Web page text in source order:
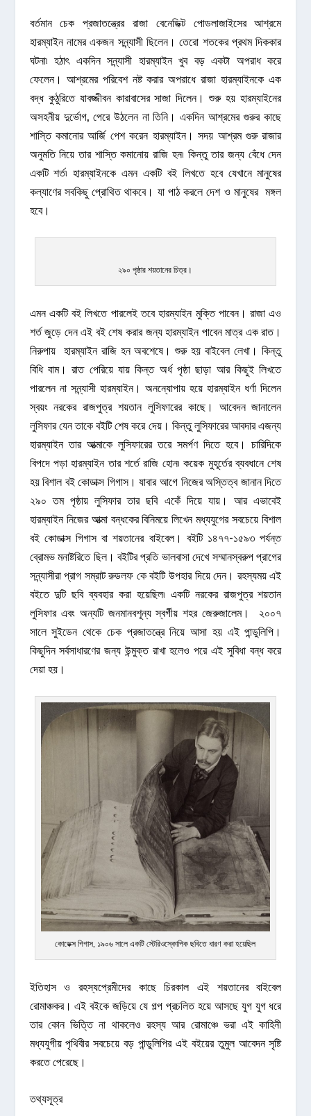
বর্তমান চেক প্রজাতন্ত্রের রাজা বেনেডিক্ট পোডলাজাইসের আশ্রমে
হারম্যাইন নামের একজন সন্ন্যাসী ছিলেন। তেরো শতকের প্রথম দিককার
ঘটনা৷ হঠাৎ একদিন সন্ন্যাসী হারম্যাইন খুব বড় একটা অপরাধ করে
ফেলেন। আশ্রমের পরিবেশ নষ্ট করার অপরাধে রাজা হারম্যাইনকে এক
বদ্ধ কুঠুরিতে যাবজ্জীবন কারাবাসের সাজা দিলেন। শুরু হয় হারম্যাইনের
অসহনীয় দুর্ভোগ, পেরে উঠলেন না তিনি। একদিন আশ্রমের গুরুর কাছে
শাস্তি কমানোর আর্জি পেশ করেন হারম্যাইন। সদয় আশ্রম গুরু রাজার
অনুমতি নিয়ে তার শাস্তি কমানোয় রাজি হন৷ কিন্তু তার জন্য বেঁধে দেন
একটি শর্ত৷ হারম্যাইনকে এমন একটি বই লিখতে হবে যেখানে মানুষের
কল্যাণের সবকিছু প্রোথিত থাকবে। যা পাঠ করলে দেশ ও মানুষের মঙ্গল
হবে।
২৯০ পৃষ্ঠার শয়তানের চিত্র।
এমন একটি বই লিখতে পারলেই তবে হারম্যাইন মুক্তি পাবেন। রাজা এও
শর্ত জুড়ে দেন এই বই শেষ করার জন্য হারম্যাইন পাবেন মাত্র এক রাত।
নিরুপায় হারম্যাইন রাজি হন অবশেষে। শুরু হয় বাইবেল লেখা। কিন্তু
বিধি বাম। রাত পেরিয়ে যায় কিন্ত অর্ধ পৃষ্ঠা ছাড়া আর কিছুই লিখতে
পারলেন না সন্ন্যাসী হারম্যাইন। অনন্যোপায় হয়ে হারম্যাইন ধর্ণা দিলেন
স্বয়ং নরকের রাজপুত্র শয়তান লুসিফারের কাছে। আবেদন জানালেন
লুসিফার যেন তাকে বইটি শেষ করে দেয়। কিন্তু লুসিফারের আবদার এজন্য
হারম্যাইন তার আত্মাকে লুসিফারের তরে সমর্পণ দিতে হবে। চারিদিকে
বিপদে পড়া হারম্যাইন তার শর্তে রাজি হোন৷ কয়েক মুহূর্তের ব্যবধানে শেষ
হয় বিশাল বই কোডাক্স গিগাস। যাবার আগে নিজের অস্তিত্ব জানান দিতে
২৯০ তম পৃষ্ঠায় লুসিফার তার ছবি একেঁ দিয়ে যায়। আর এভাবেই
হারম্যাইন নিজের আত্মা বন্ধকের বিনিময়ে লিখেন মধ্যযুগের সবচেয়ে বিশাল
বই কোডাক্স গিগাস বা শয়তানের বাইবেল। বইটি ১৪৭৭-১৫৯৩ পর্যন্ত
ব্রোমভ মনাষ্টরিতে ছিল। বইটির প্রতি ভালবাসা দেখে সম্মানস্বরুপ প্রাগের
সন্ন্যাসীরা প্রাগ সম্রাট রুডলফ কে বইটি উপহার দিয়ে দেন। রহস্যময় এই
বইতে দুটি ছবি ব্যবহার করা হয়েছিল৷ একটি নরকের রাজপুত্র শয়তান
লুসিফার এবং অন্যটি জনমানবশূন্য স্বর্গীয় শহর জেরুজালেম। ২০০৭
সালে সুইডেন থেকে চেক প্রজাতন্ত্রে নিয়ে আসা হয় এই পান্ডুলিপি।
কিছুদিন সর্বসাধারণের জন্য উন্মুক্ত রাখা হলেও পরে এই সুবিধা বন্ধ করে
দেয়া হয়।
কোডেক্স গিগাস, ১৯০৬ সালে একটি স্টেরিওস্কোপিক ছবিতে ধারণ করা হয়েছিল
ইতিহাস ও রহস্যপ্রেমীদের কাছে চিরকাল এই শয়তানের বাইবেল
রোমাঞ্চকর। এই বইকে জড়িয়ে যে গল্প প্রচলিত হয়ে আসছে যুগ যুগ ধরে
তার কোন ভিত্তি না থাকলেও রহস্য আর রোমাঞ্চে ভরা এই কাহিনী
মধ্যযুগীয় পৃথিবীর সবচেয়ে বড় পান্ডুলিপির এই বইয়ের তুমুল আবেদন সৃষ্টি
করতে পেরেছে।
তথ্যসূত্র